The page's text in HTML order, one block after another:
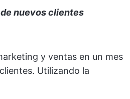
nuevos clientes
y ventas en un mes
Utilizando la